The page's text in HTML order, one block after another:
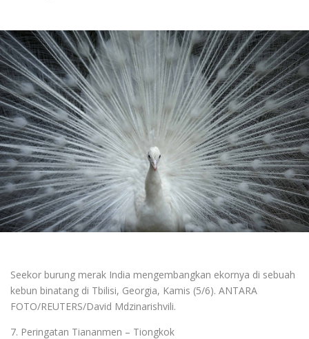
Seekor burung merak India mengembangkan ekornya di sebuah
kebun binatang di Tbilisi, Georgia, Kamis (5/6). ANTARA
FOTO/REUTERS/David Mdzinarishvili.
7. Peringatan Tiananmen – Tiongkok